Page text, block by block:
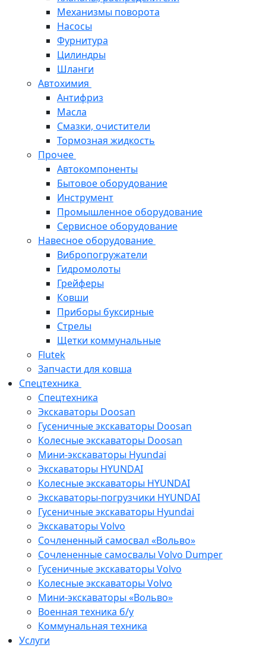
Механизмы поворота
Насосы
Фурнитура
Цилиндры
Шланги
Автохимия
Антифриз
Масла
Смазки, очистители
Тормозная жидкость
Прочее
Автокомпоненты
Бытовое оборудование
Инструмент
Промышленное оборудование
Сервисное оборудование
Навесное оборудование
Вибропогружатели
Гидромолоты
Грейферы
Ковши
Приборы буксирные
Стрелы
Щетки коммунальные
Flutek
Запчасти для ковша
Спецтехника
Спецтехника
Экскаваторы Doosan
Гусеничные экскаваторы Doosan
Колесные экскаваторы Doosan
Мини-экскаваторы Hyundai
Экскаваторы HYUNDAI
Колесные экскаваторы HYUNDAI
Экскаваторы-погрузчики HYUNDAI
Гусеничные экскаваторы Hyundai
Экскаваторы Volvo
Сочлененный самосвал «Вольво»
Сочлененные самосвалы Volvo Dumper
Гусеничные экскаваторы Volvo
Колесные экскаваторы Volvo
Мини-экскаваторы «Вольво»
Военная техника б/у
Коммунальная техника
Услуги